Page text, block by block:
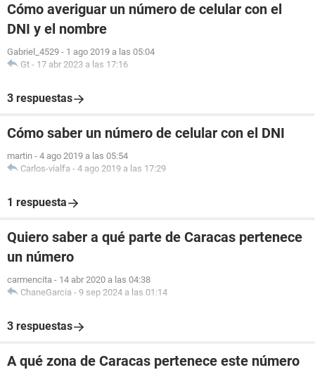
Cómo averiguar un número de celular con el
DNI y el nombre
Gabriel_4529 - 1 ago 2019 a las 05:04
Gt - 17 abr 2023 a las 17:16
3 respuestas
Cómo saber un número de celular con el DNI
martin - 4 ago 2019 a las 05:54
Carlos-vialfa - 4 ago 2019 a las 17:29
1 respuesta
Quiero saber a qué parte de Caracas pertenece
un número
carmencita - 14 abr 2020 a las 04:38
ChaneGarcia - 9 sep 2024 a las 01:14
3 respuestas
A qué zona de Caracas pertenece este número